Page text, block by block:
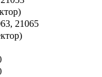
21065